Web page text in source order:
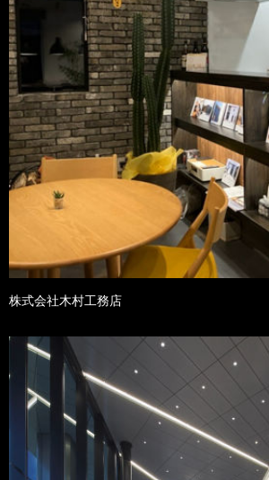
株式会社木村工務店